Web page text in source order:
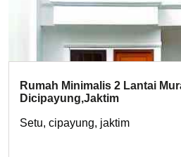
Rumah Minimalis 2 Lantai
Dicipayung,Jaktim
Setu, cipayung, jaktim